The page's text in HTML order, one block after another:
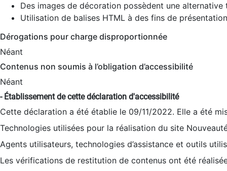
Des images de décoration possèdent une alternative
Utilisation de balises HTML à des fins de
Dérogations pour charge disproportionnée
Néant
Contenus non soumis à l’obligation d’accessibilité
Néant
- Établissement de cette déclaration d'accessibilité
Cette déclaration a été établie le 09/11/2022. Elle a été
Technologies utilisées pour la réalisation du site
Agents utilisateurs, technologies d’assistance et outils
Les vérifications de restitution de contenus ont été